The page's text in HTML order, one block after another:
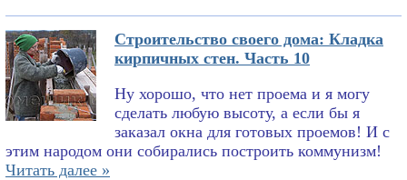
Строительство своего дома: Кладка
кирпичных стен. Часть 10
Ну хорошо, что нет проема и я могу
сделать любую высоту, а если бы я
заказал окна для готовых проемов! И с
этим народом они собирались построить коммунизм!
Читать далее »